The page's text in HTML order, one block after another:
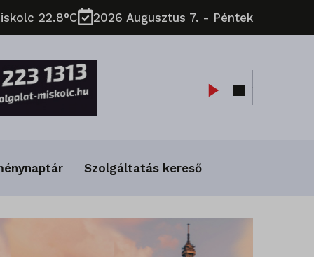
22.8°C 2026 Augusztus 7. - Péntek
Szolgáltatás kereső